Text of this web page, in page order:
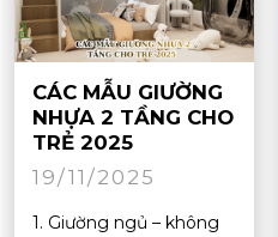
CÁC MẪU GIƯỜNG
NHỰA 2 TẦNG CHO
TRẺ 2025
19/11/2025
1. Giường ngủ – không